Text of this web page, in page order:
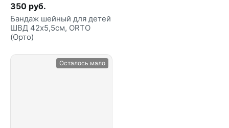
350 руб.
Бандаж шейный для детей
ШВД 42х5,5см, ORTO
(Орто)
Осталось мало